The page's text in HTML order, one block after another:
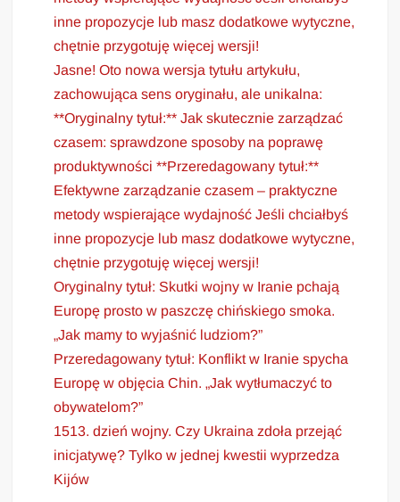
inne propozycje lub masz dodatkowe wytyczne,
chętnie przygotuję więcej wersji!
Jasne! Oto nowa wersja tytułu artykułu,
zachowująca sens oryginału, ale unikalna:
**Oryginalny tytuł:** Jak skutecznie zarządzać
czasem: sprawdzone sposoby na poprawę
produktywności **Przeredagowany tytuł:**
Efektywne zarządzanie czasem – praktyczne
metody wspierające wydajność Jeśli chciałbyś
inne propozycje lub masz dodatkowe wytyczne,
chętnie przygotuję więcej wersji!
Oryginalny tytuł: Skutki wojny w Iranie pchają
Europę prosto w paszczę chińskiego smoka.
„Jak mamy to wyjaśnić ludziom?”
Przeredagowany tytuł: Konflikt w Iranie spycha
Europę w objęcia Chin. „Jak wytłumaczyć to
obywatelom?”
1513. dzień wojny. Czy Ukraina zdoła przejąć
inicjatywę? Tylko w jednej kwestii wyprzedza
Kijów